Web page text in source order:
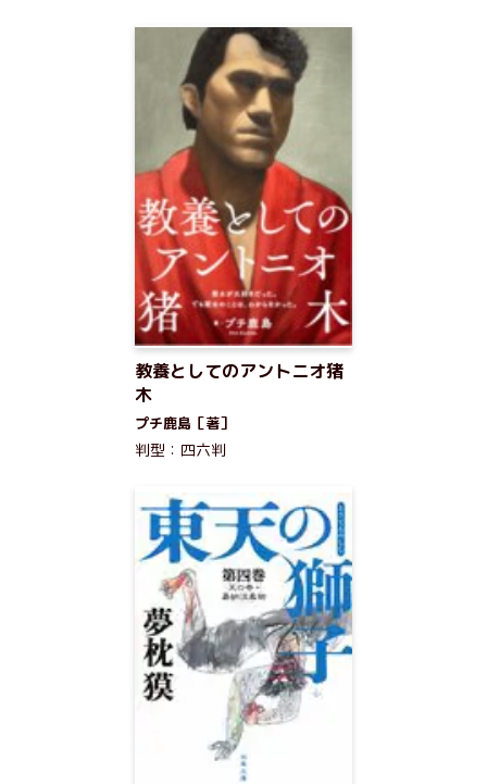
教養としてのアントニオ猪
木
プチ鹿島［著］
判型：四六判